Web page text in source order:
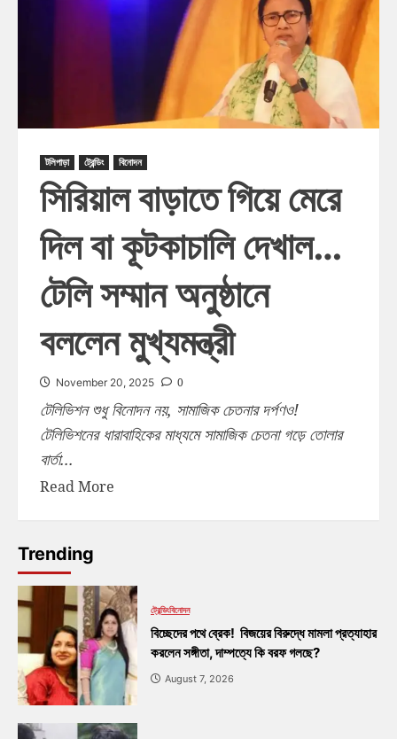
টলিপাড়া ট্রেন্ডিং বিনোদন
সিরিয়াল বাড়াতে গিয়ে মেরে
দিল বা কূটকাচালি দেখাল…
টেলি সম্মান অনুষ্ঠানে
বললেন মুখ্যমন্ত্রী
November 20, 2025 0
টেলিভিশন শুধু বিনোদন নয়, সামাজিক চেতনার দর্পণও!
টেলিভিশনের ধারাবাহিকের মাধ্যমে সামাজিক চেতনা গড়ে তোলার
বার্তা...
Read More
Trending
ট্রেন্ডিংবিনোদন
বিচ্ছেদের পথে ব্রেক! বিজয়ের বিরুদ্ধে মামলা প্রত্যাহার
করলেন সঙ্গীতা, দাম্পত্যে কি বরফ গলছে?
August 7, 2026